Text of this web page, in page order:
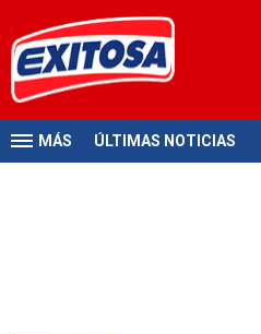
MÁS ÚLTIMAS NOTICIAS